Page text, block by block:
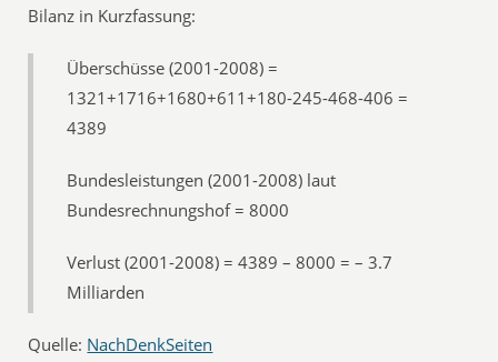
Bilanz in Kurzfassung:
Überschüsse (2001-2008) =
1321+1716+1680+611+180-245-468-406 =
4389
Bundesleistungen (2001-2008) laut
Bundesrechnungshof = 8000
Verlust (2001-2008) = 4389 – 8000 = – 3.7
Milliarden
Quelle: NachDenkSeiten